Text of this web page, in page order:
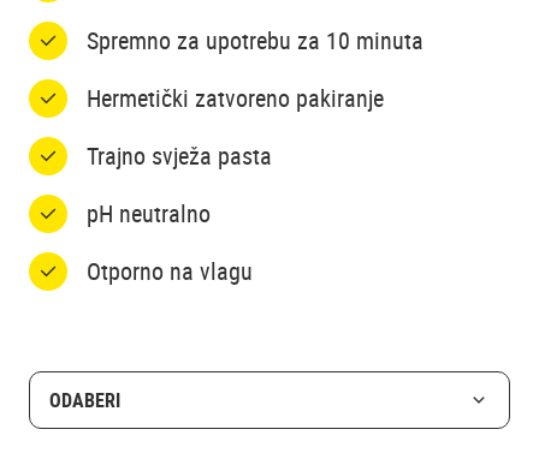
Spremno za upotrebu za 10 minuta
Hermetički zatvoreno pakiranje
Trajno svježa pasta
pH neutralno
Otporno na vlagu
ODABERI